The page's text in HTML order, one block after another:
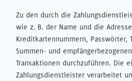
Zu den durch die
wie z. B. der Name und die
Kreditkartennummern, Passwörter,
Summen- und
Transaktionen durchzuführen. Die
Zahlungsdienstleister verarbeitet